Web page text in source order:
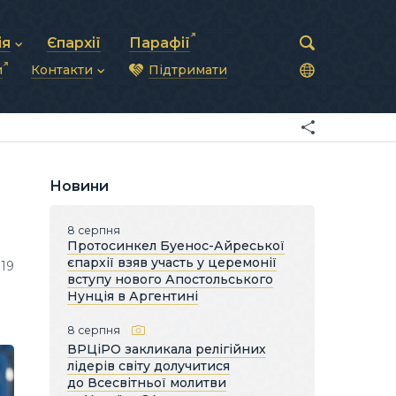
рада
та комунікації
Єпархії Парафії
Контакти
Синоди Єпископів
Патріарша курія
Підтримати
Новини
8 серпня
Протосинкел Буенос-Айреської
єпархії взяв участь у церемонії
вступу нового Апостольського
Нунція в Аргентині
8 серпня
ВРЦіРО закликала релігійних
лідерів світу долучитися
до Всесвітньої молитви